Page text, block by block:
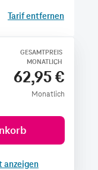
Tarif entfernen
GESAMTPREIS
MONATLICH
62,95 €
Monatlich
anzeigen